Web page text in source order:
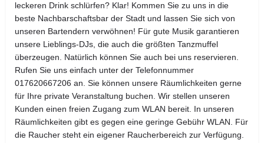
leckeren Drink schlürfen? Klar! Kommen Sie zu uns in die
beste Nachbarschaftsbar der Stadt und lassen Sie sich von
unseren Bartendern verwöhnen! Für gute Musik garantieren
unsere Lieblings-DJs, die auch die größten Tanzmuffel
überzeugen. Natürlich können Sie auch bei uns reservieren.
Rufen Sie uns einfach unter der Telefonnummer
017620667206 an. Sie können unsere Räumlichkeiten gerne
für Ihre private Veranstaltung buchen. Wir stellen unseren
Kunden einen freien Zugang zum WLAN bereit. In unseren
Räumlichkeiten gibt es gegen eine geringe Gebühr WLAN. Für
die Raucher steht ein eigener Raucherbereich zur Verfügung.